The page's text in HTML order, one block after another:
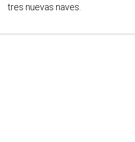
tres nuevas naves.